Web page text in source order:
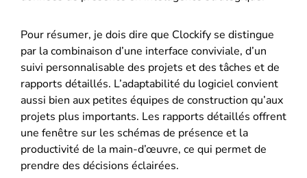
Pour résumer, je dois dire que Clockify se distingue
par la combinaison d’une interface conviviale, d’un
suivi personnalisable des projets et des tâches et de
rapports détaillés. L’adaptabilité du logiciel convient
aussi bien aux petites équipes de construction qu’aux
projets plus importants. Les rapports détaillés offrent
une fenêtre sur les schémas de présence et la
productivité de la main-d’œuvre, ce qui permet de
prendre des décisions éclairées.